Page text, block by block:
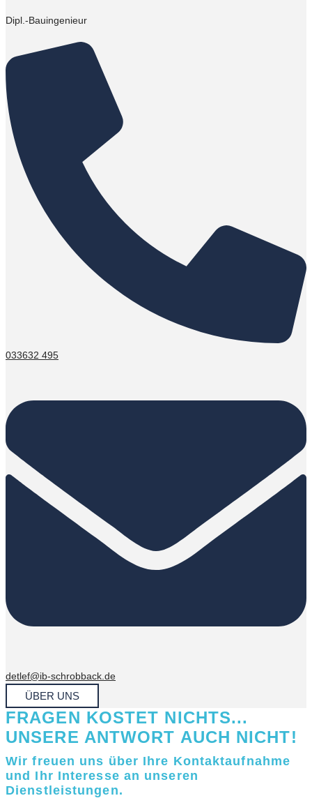
Dipl.-Bauingenieur
033632 495
detlef@ib-schrobback.de
ÜBER UNS
FRAGEN KOSTET NICHTS...
UNSERE ANTWORT AUCH NICHT!
Wir freuen uns über Ihre Kontaktaufnahme
und Ihr Interesse an unseren
Dienstleistungen.